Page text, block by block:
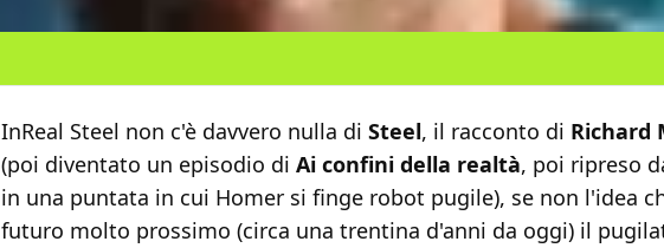
InReal Steel non c'è davvero nulla di Steel, il racconto di Richard
(poi diventato un episodio di Ai confini della realtà, poi ripreso
in una puntata in cui Homer si finge robot pugile), se non l'idea
futuro molto prossimo (circa una trentina d'anni da oggi) il